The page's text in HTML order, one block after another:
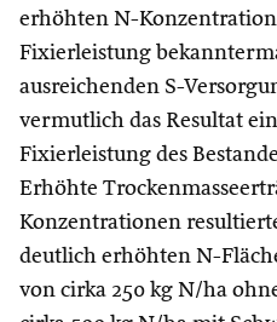
erhöhten N-
Fixierleistung
ausreichenden S-
vermutlich das Resultat
Fixierleistung des
Erhöhte
Konzentrationen
deutlich erhöhten N-
von cirka 250 kg N/ha